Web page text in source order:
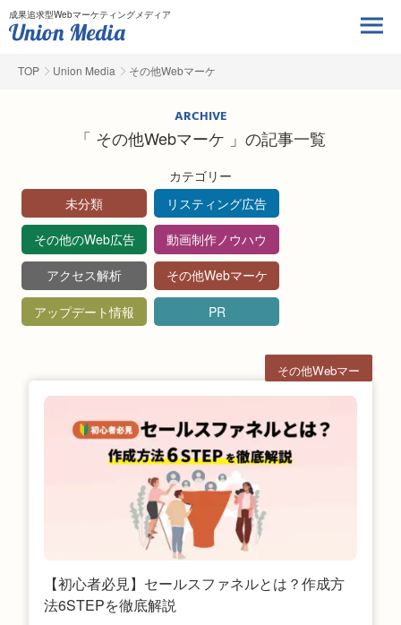
成果追求型Webマーケティングメディア
TOP Union Media その他Webマーケ
ARCHIVE
「 その他Webマーケ 」の記事一覧
カテゴリー
未分類
リスティング広告
その他のWeb広告 動画制作ノウハウ
アクセス解析 その他Webマーケ
アップデート情報 PR
【初心者必見】セールスファネルとは？作成方
法6STEPを徹底解説
その他Webマー